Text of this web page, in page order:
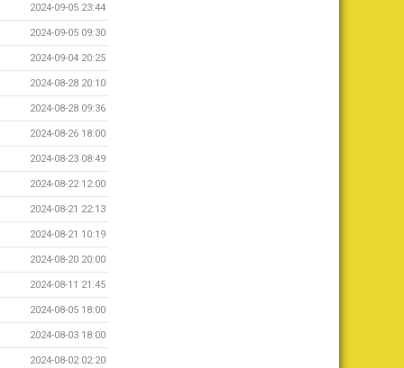
2024-09-05 23:44
2024-09-05 09:30
2024-09-04 20:25
2024-08-28 20:10
2024-08-28 09:36
2024-08-26 18:00
2024-08-23 08:49
2024-08-22 12:00
2024-08-21 22:13
2024-08-21 10:19
2024-08-20 20:00
2024-08-11 21:45
2024-08-05 18:00
2024-08-03 18:00
2024-08-02 02:20